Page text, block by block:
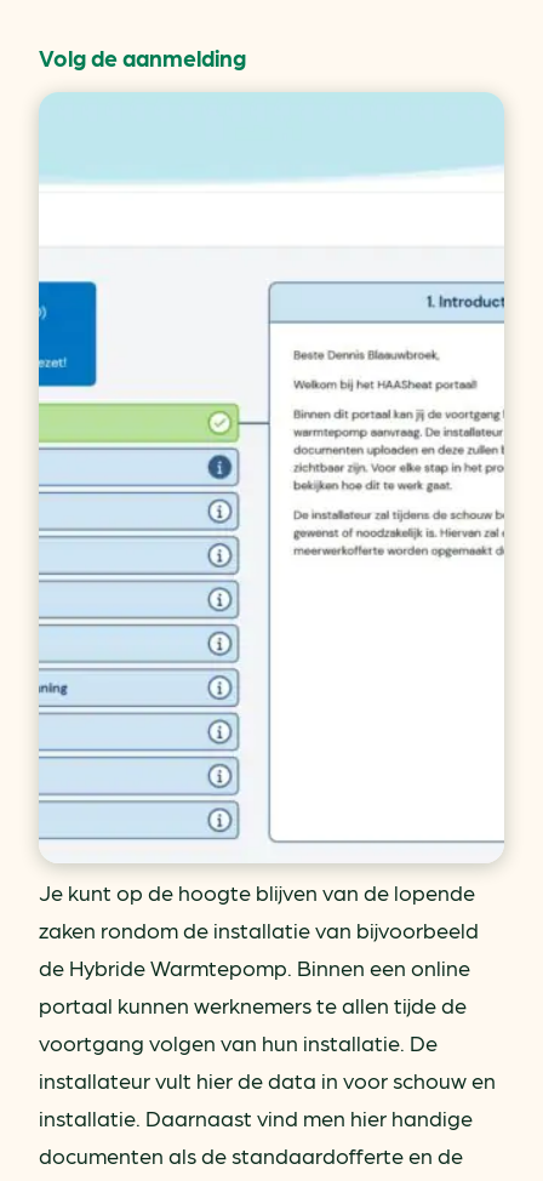
Volg de aanmelding
Je kunt op de hoogte blijven van de lopende
zaken rondom de installatie van bijvoorbeeld
de Hybride Warmtepomp. Binnen een online
portaal kunnen werknemers te allen tijde de
voortgang volgen van hun installatie. De
installateur vult hier de data in voor schouw en
installatie. Daarnaast vind men hier handige
documenten als de standaardofferte en de